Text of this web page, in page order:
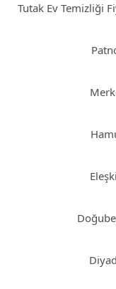
Tutak Ev Temizliği